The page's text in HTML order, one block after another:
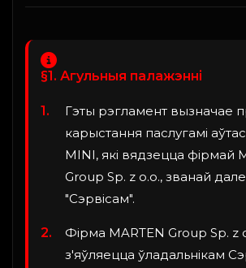
§1. Агульныя палажэнні
Гэты рэгламент вызначае
карыстання паслугамі
MINI, які вядзецца фірмай
Group Sp. z o.o., званай
"Сэрвісам".
Фірма MARTEN Group Sp. z
з'яўляецца ўладальнікам